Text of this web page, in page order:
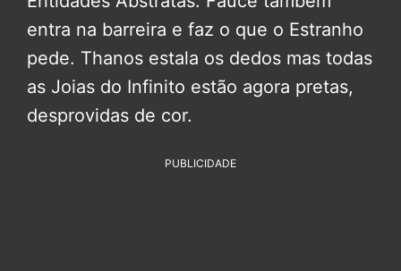
entra na barreira e faz o que o Estranho
pede. Thanos estala os dedos mas todas
as Joias do Infinito estão agora pretas,
desprovidas de cor.
PUBLICIDADE